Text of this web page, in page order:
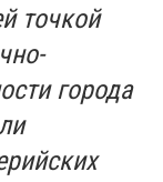
точкой
города